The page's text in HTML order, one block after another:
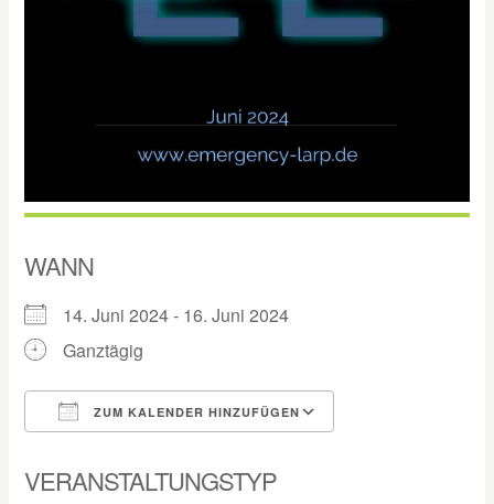
WANN
14. Juni 2024 - 16. Juni 2024
Ganztägig
ZUM KALENDER HINZUFÜGEN
VERANSTALTUNGSTYP